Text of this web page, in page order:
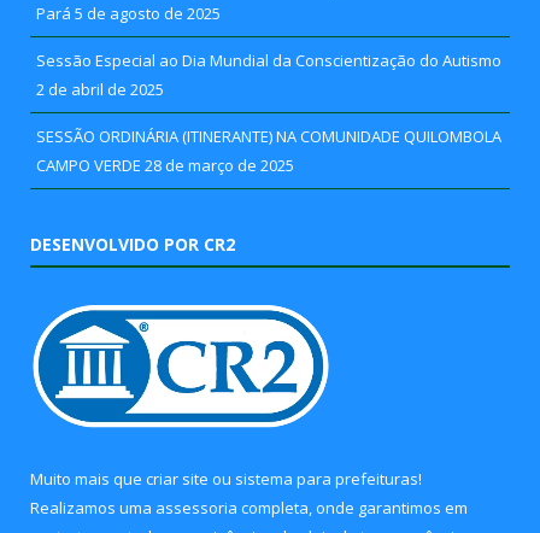
Pará 5 de agosto de 2025
Sessão Especial ao Dia Mundial da Conscientização do Autismo
2 de abril de 2025
SESSÃO ORDINÁRIA (ITINERANTE) NA COMUNIDADE QUILOMBOLA
CAMPO VERDE 28 de março de 2025
DESENVOLVIDO POR CR2
Muito mais que criar site ou sistema para prefeituras!
Realizamos uma assessoria completa, onde garantimos em